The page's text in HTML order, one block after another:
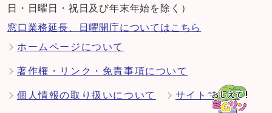
日・日曜日・祝日及び年末年始を除く）
窓口業務延長、日曜開庁についてはこちら
ホームページについて
著作権・リンク・免責事項について
個人情報の取り扱いについて サイトマップ